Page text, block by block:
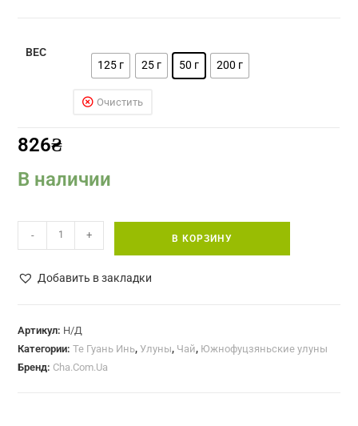
ВЕС
125 г
25 г 50 г 200 г
Очистить
826₴
В наличии
Количество
товара
Гуань
Инь
светлый
- + В КОРЗИНУ
Добавить в закладки
Артикул: Н/Д
Категории:Те Гуань Инь, Улуны, Чай, Южнофуцзяньские улуны
Бренд: Cha.Com.Ua